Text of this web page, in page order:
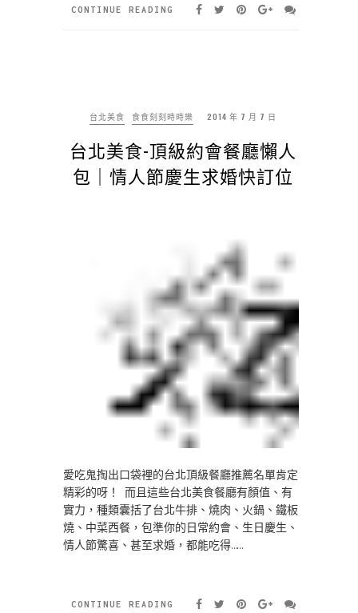
CONTINUE READING
台北美食 食食刻刻時時樂 2014 年 7 月 7 日
台北美食-頂級約會餐廳懶人
包｜情人節慶生求婚快訂位
愛吃鬼掏出口袋裡的台北頂級餐廳推薦名單肯定
精彩的呀！ 而且這些台北美食餐廳有顏值、有
實力，種類囊括了台北牛排、燒肉、火鍋、鐵板
燒、中菜西餐，包準你的日常約會、生日慶生、
情人節驚喜、甚至求婚，都能吃得……
CONTINUE READING